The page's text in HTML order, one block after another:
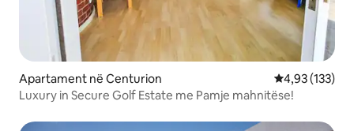
Apartament në Centurion Vlerësimi
4,93 (133)
Luxury in Secure Golf Estate me Pamje mahnitëse!